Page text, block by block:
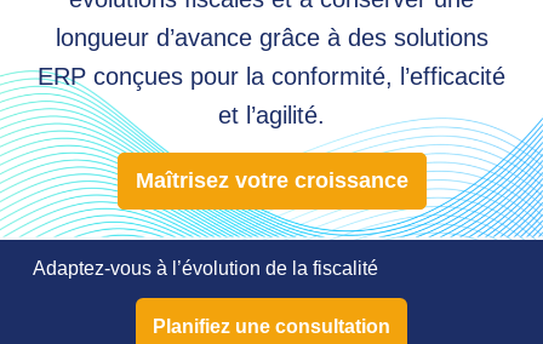
longueur d’avance grâce à des solutions
ERP conçues pour la conformité, l’efficacité
et l’agilité.
Maîtrisez votre croissance
Adaptez-vous à l’évolution de la fiscalité
Planifiez une consultation